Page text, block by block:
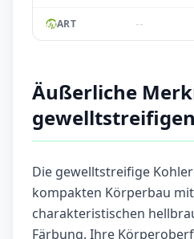
ART --
Äußerliche
Die gewelltstreifige
kompakten Körperbau
charakteristischen
Färbung. Ihre